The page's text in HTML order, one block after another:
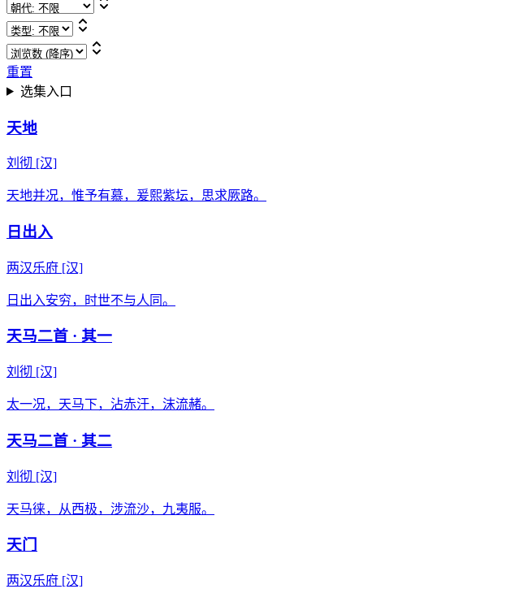
重置
选集入口
天地
刘彻 [汉]
天地并况，惟予有慕，爰熙紫坛，思求厥路。
日出入
两汉乐府 [汉]
日出入安穷，时世不与人同。
天马二首 · 其一
刘彻 [汉]
太一况，天马下，沾赤汗，沫流赭。
天马二首 · 其二
刘彻 [汉]
天马徕，从西极，涉流沙，九夷服。
天门
两汉乐府 [汉]